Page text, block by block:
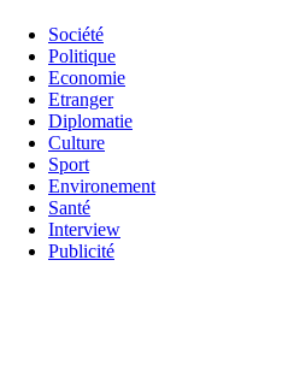
Société
Politique
Economie
Etranger
Diplomatie
Culture
Sport
Environement
Santé
Interview
Publicité